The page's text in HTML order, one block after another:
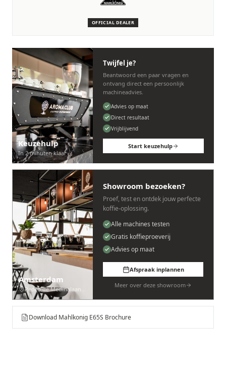
OFFICIAL DEALER
Deskundige monteurs die verstand hebben van Mahlkönig
Persoonlijk, snel en zonder gedoe.
Keuzehulp
In 2 minuten klaar
Twijfel je?
Beantwoord een paar vragen en
ontvang direct een persoonlijk
machineadvies.
Advies op maat
Direct resultaat
Vrijblijvend
Start keuzehulp
Amsterdam
Pedro de Medinalaan 53
Showroom bezoeken?
Proef, test en ontdek jouw perfecte
koffie-oplossing.
Alle machines testen
Gratis koffieproeverij
Advies op maat
Afspraak inplannen
Meer over deze showroom
Download Mahlkonig E65S Brochure